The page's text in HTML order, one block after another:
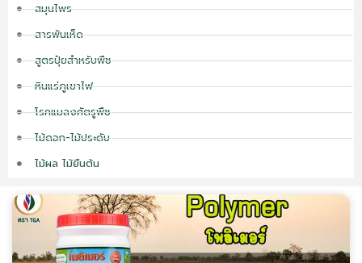
สมุนไพร
สารพันเห็ด
สูตรปุ๋ยสำหรับพืช
หินแร่ภูเขาไฟ
โรคแมลงศัตรูพืช
ไม้ดอก-ไม้ประดับ
ไม้ผล ไม้ยืนต้น